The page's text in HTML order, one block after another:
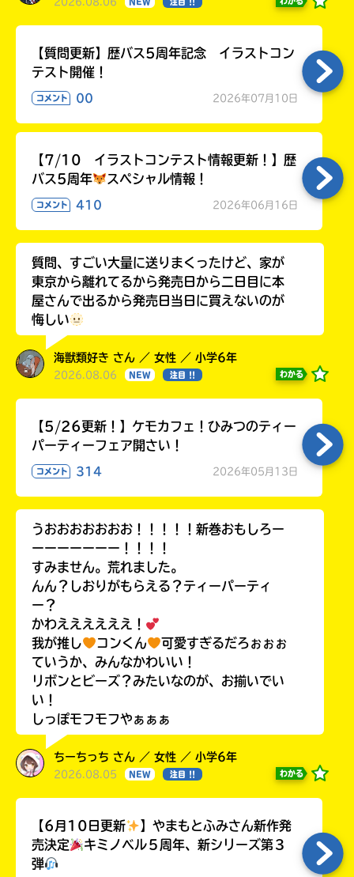
【質問更新】歴バス5周年記念 イラストコン
テスト開催！
コメント 00 2026年07月10日
【7/10 イラストコンテスト情報更新！】歴
バス5周年
スペシャル情報！
コメント 410 2026年06月16日
質問、すごい大量に送りまくったけど、家が
東京から離れてるから発売日から二日目に本
屋さんで出るから発売日当日に買えないのが
悔しい
海獣類好き さん ／ 女性 ／ 小学6年
2026.08.06 NEW 注目 !! わかる
【5/26更新！】ケモカフェ！ひみつのティー
パーティーフェア開さい！
コメント 314 2026年05月13日
うおおおおおおお！！！！！新巻おもしろー
ーーーーーーー！！！！
すみません。荒れました。
んん？しおりがもらえる？ティーパーティ
ー？
かわええええええ！
我が推し
コンくん
可愛すぎるだろぉぉぉ
ていうか、みんなかわいい！
リボンとビーズ？みたいなのが、お揃いでい
い！
しっぽモフモフやぁぁぁ
ちーちっち さん ／ 女性 ／ 小学6年
2026.08.05 NEW 注目 !! わかる
【6月10日更新
】やまもとふみさん新作発
売決定
キミノベル５周年、新シリーズ第３
弾